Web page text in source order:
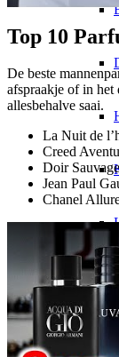
Top 10
De beste
afspraakje of in het
allesbehalve saai.
La Nuit de
Creed
Doir Sauvage
Jean Paul
Chanel